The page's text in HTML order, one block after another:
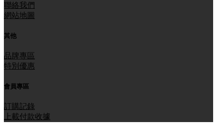
聯絡我們
網站地圖
其他
品牌專區
特別優惠
會員專區
訂購記錄
上載付款收據